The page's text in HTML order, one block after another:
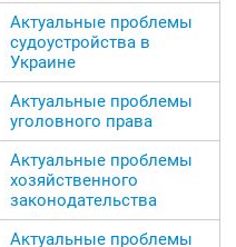
Актуальные проблемы
судоустройства в
Украине
Актуальные проблемы
уголовного права
Актуальные проблемы
хозяйственного
законодательства
Актуальные проблемы